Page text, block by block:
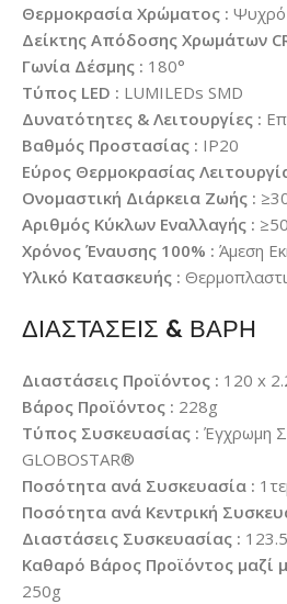
Θερμοκρασία Χρώματος : Ψυχρό
Δείκτης Απόδοσης Χρωμάτων
Γωνία Δέσμης : 180°
Τύπος LED : LUMILEDs SMD
Δυνατότητες & Λειτουργίες :
Βαθμός Προστασίας : IP20
Εύρος Θερμοκρασίας
Ονομαστική Διάρκεια Ζωής :
Αριθμός Κύκλων Εναλλαγής :
Χρόνος Έναυσης 100% : Άμεση
Υλικό Κατασκευής :
ΔΙΑΣΤΑΣΕΙΣ & ΒΑΡΗ
Διαστάσεις Προϊόντος : 120 x
Βάρος Προϊόντος : 228g
Τύπος Συσκευασίας : Έγχρωμη
GLOBOSTAR®
Ποσότητα ανά Συσκευασία :
Ποσότητα ανά Κεντρική
Διαστάσεις Συσκευασίας :
Καθαρό Βάρος Προϊόντος μαζί
250g